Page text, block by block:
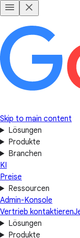
Skip to main content
Lösungen
Produkte
Branchen
KI
Preise
Ressourcen
Admin-Konsole
Vertrieb kontaktieren
Lösungen
Produkte